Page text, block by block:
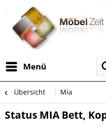
Menü
Übersicht Mia
Status MIA Bett,